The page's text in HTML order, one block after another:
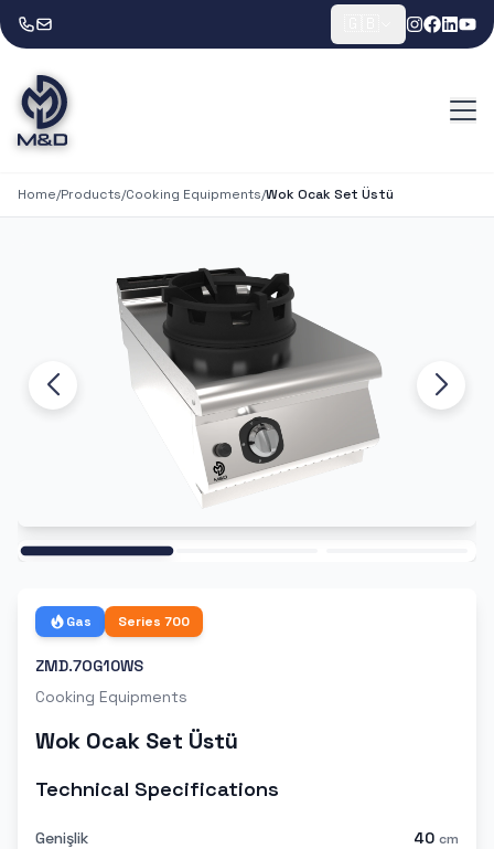
Home/Products/Cooking Equipments/Wok Ocak Set Üstü
Gas Series 700
ZMD.7OG10WS
Cooking Equipments
Wok Ocak Set Üstü
Technical Specifications
Genişlik 40 cm